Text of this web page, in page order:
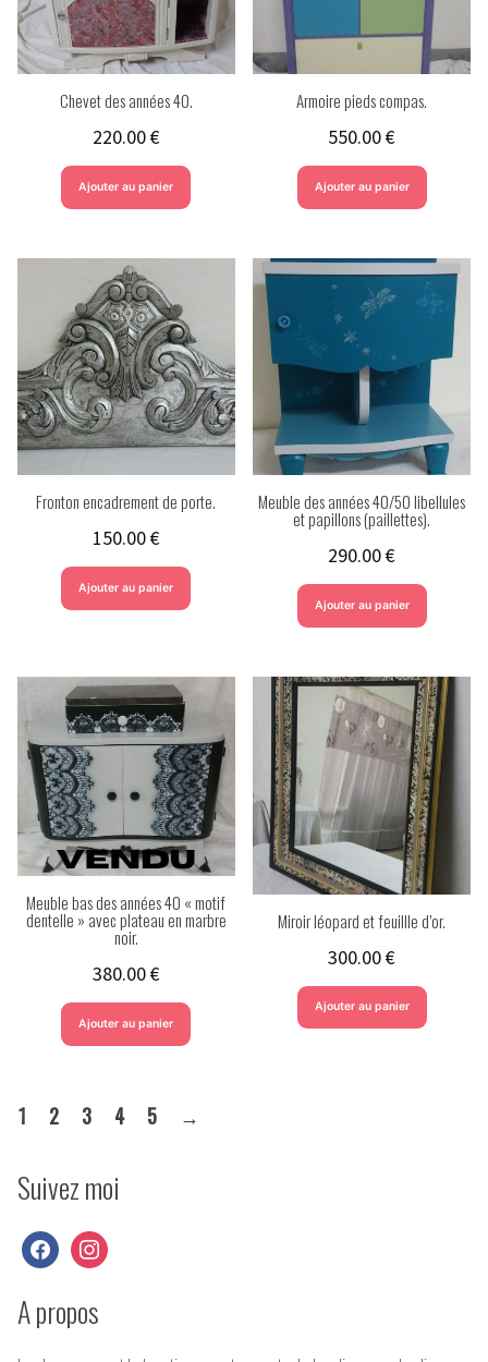
Chevet des années 40.
220.00€
Ajouter au panier
Armoire pieds compas.
550.00€
Ajouter au panier
Fronton encadrement de porte.
150.00€
Ajouter au panier
Meuble des années 40/50 libellules
et papillons (paillettes).
290.00€
Ajouter au panier
Meuble bas des années 40 « motif
dentelle » avec plateau en marbre
noir.
380.00€
Ajouter au panier
Miroir léopard et feuillle d’or.
300.00€
Ajouter au panier
1 2 3 4 5 →
Suivez moi
facebookinstagram
A propos